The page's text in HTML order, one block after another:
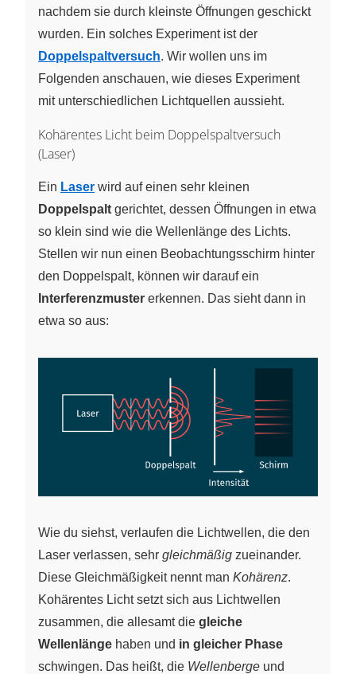
nachdem sie durch kleinste Öffnungen geschickt
wurden. Ein solches Experiment ist der
Doppelspaltversuch. Wir wollen uns im
Folgenden anschauen, wie dieses Experiment
mit unterschiedlichen Lichtquellen aussieht.
Kohärentes Licht beim Doppelspaltversuch
(Laser)
Ein Laser wird auf einen sehr kleinen
Doppelspalt gerichtet, dessen Öffnungen in etwa
so klein sind wie die Wellenlänge des Lichts.
Stellen wir nun einen Beobachtungsschirm hinter
den Doppelspalt, können wir darauf ein
Interferenzmuster erkennen. Das sieht dann in
etwa so aus:
Wie du siehst, verlaufen die Lichtwellen, die den
Laser verlassen, sehr gleichmäßig zueinander.
Diese Gleichmäßigkeit nennt man Kohärenz.
Kohärentes Licht setzt sich aus Lichtwellen
zusammen, die allesamt die gleiche
Wellenlänge haben und in gleicher Phase
schwingen. Das heißt, die Wellenberge und